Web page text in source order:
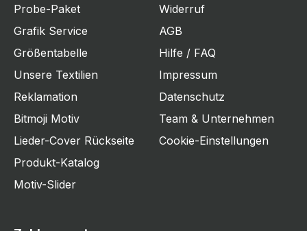
Probe-Paket
Grafik Service
Größentabelle
Unsere Textilien
Reklamation
Bitmoji Motiv
Lieder-Cover Rückseite
Produkt-Katalog
Motiv-Slider
Widerruf
AGB
Hilfe / FAQ
Impressum
Datenschutz
Team & Unternehmen
Cookie-Einstellungen